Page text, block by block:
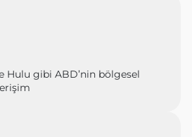
Hulu gibi ABD’nin bölgesel